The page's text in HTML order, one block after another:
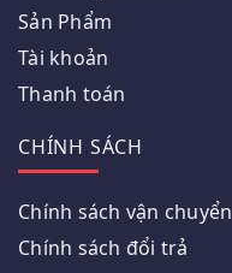
Sản Phẩm
Tài khoản
Thanh toán
CHÍNH SÁCH
Chính sách vận chuyển
Chính sách đổi trả